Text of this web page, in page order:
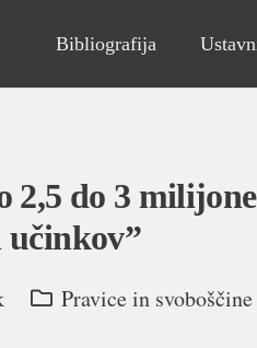
Bibliografija
2,5 do 3
Pravice in svoboščine